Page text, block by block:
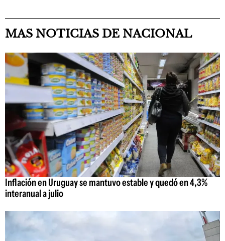
MAS NOTICIAS DE NACIONAL
Inflación en Uruguay se mantuvo estable y quedó en 4,3%
interanual a julio